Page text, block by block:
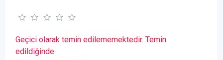
Geçici olarak temin edilememektedir. Temin
edildiğinde